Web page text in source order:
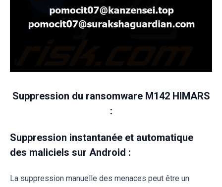
Suppression du ransomware M142 HIMARS
:
Suppression instantanée et automatique
des maliciels sur Android :
La suppression manuelle des menaces peut être un